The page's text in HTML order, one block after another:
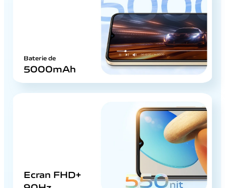
Baterie de
5000mAh
Ecran FHD+